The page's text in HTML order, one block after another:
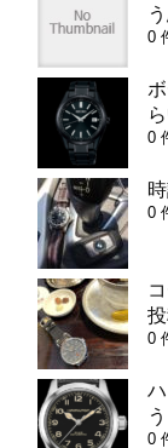
0
0
0
0
0